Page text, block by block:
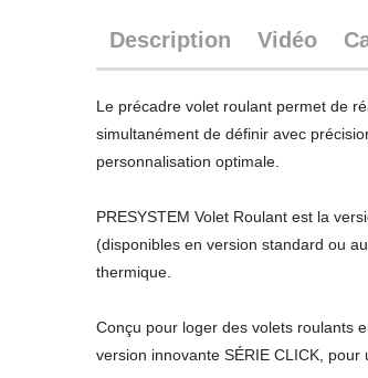
Description Vidéo
Le précadre volet roulant permet de
simultanément de définir avec
personnalisation optimale.
PRESYSTEM Volet Roulant est la
(disponibles en version standard ou
thermique.
Conçu pour loger des volets roulants
version innovante SÉRIE CLICK,